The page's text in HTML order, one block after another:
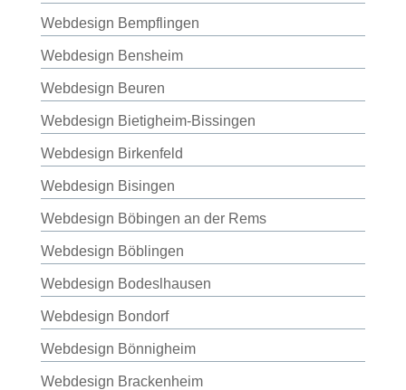
Webdesign Bempflingen
Webdesign Bensheim
Webdesign Beuren
Webdesign Bietigheim-Bissingen
Webdesign Birkenfeld
Webdesign Bisingen
Webdesign Böbingen an der Rems
Webdesign Böblingen
Webdesign Bodeslhausen
Webdesign Bondorf
Webdesign Bönnigheim
Webdesign Brackenheim